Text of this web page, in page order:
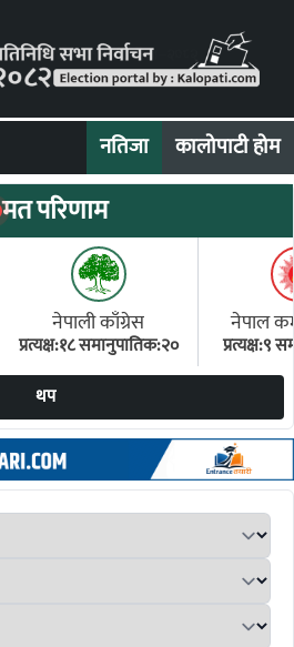
नतिजा कालोपाटी होम
मत परिणाम
नेपाली काँग्रेस
प्रत्यक्ष:१८ समानुपातिक:२०
नेपाल
प्रत्यक्ष:९
थप